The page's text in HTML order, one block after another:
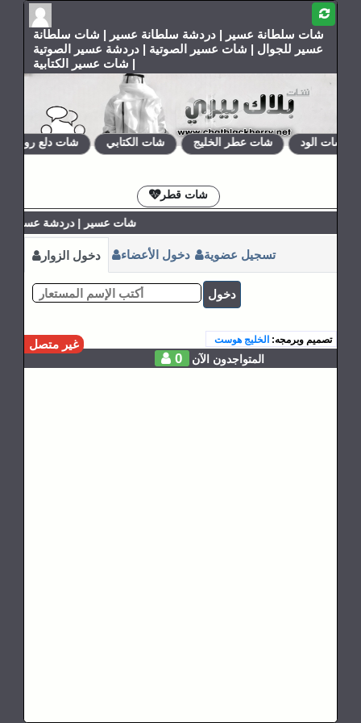
شات سلطانة عسير | دردشة سلطانة عسير | شات سلطانة
عسير للجوال | شات عسير الصوتية | دردشة عسير الصوتية
| شات عسير الكتابية
شات دلع روحي شات الكتابي شات عطر الخليج شات الود
شات قطر
شات عسير | دردشة عسير |
دخول الزوار دخول الأعضاء تسجيل عضوية
دخول
غير متصل تصميم وبرمجه:الخليج هوست
0 المتواجدون الآن